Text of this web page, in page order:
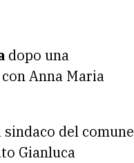
dopo una
Anna Maria
del comune
Gianluca